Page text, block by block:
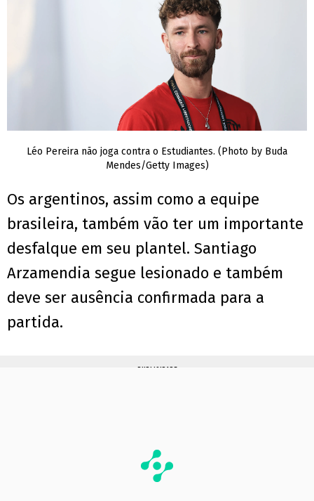
Léo Pereira não joga contra o Estudiantes. (Photo by Buda
Mendes/Getty Images)
Os argentinos, assim como a equipe
brasileira, também vão ter um importante
desfalque em seu plantel. Santiago
Arzamendia segue lesionado e também
deve ser ausência confirmada para a
partida.
PUBLICIDADE